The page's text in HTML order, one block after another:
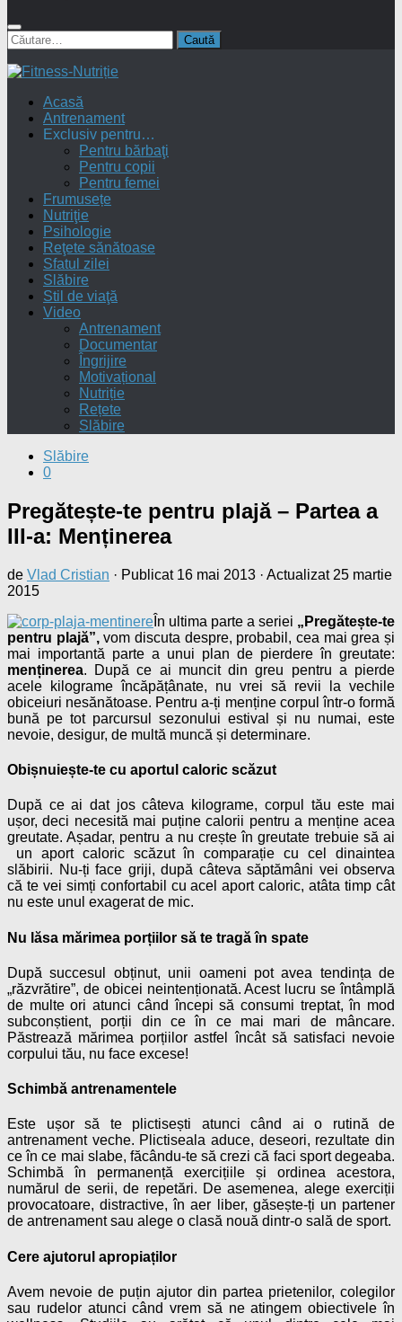
Caută
după:
Acasă
Antrenament
Exclusiv pentru…
Pentru bărbaţi
Pentru copii
Pentru femei
Frumusețe
Nutriţie
Psihologie
Reţete sănătoase
Sfatul zilei
Slăbire
Stil de viaţă
Video
Antrenament
Documentar
Îngrijire
Motivațional
Nutriție
Rețete
Slăbire
Slăbire
0
Pregătește-te pentru plajă – Partea a
III-a: Menținerea
de Vlad Cristian · Publicat 16 mai 2013 · Actualizat 25 martie
2015
În ultima parte a seriei „Pregătește-te
pentru plajă”,vom discuta despre, probabil, cea mai grea și
mai importantă parte a unui plan de pierdere în greutate:
menținerea. După ce ai muncit din greu pentru a pierde
acele kilograme încăpățânate, nu vrei să revii la vechile
obiceiuri nesănătoase. Pentru a-ți menține corpul într-o formă
bună pe tot parcursul sezonului estival și nu numai, este
nevoie, desigur, de multă muncă și determinare.
Obișnuiește-te cu aportul caloric scăzut
După ce ai dat jos câteva kilograme, corpul tău este mai
ușor, deci necesită mai puține calorii pentru a menține acea
greutate. Așadar, pentru a nu crește în greutate trebuie să ai
un aport caloric scăzut în comparație cu cel dinaintea
slăbirii. Nu-ți face griji, după câteva săptămâni vei observa
că te vei simți confortabil cu acel aport caloric, atâta timp cât
nu este unul exagerat de mic.
Nu lăsa mărimea porțiilor să te tragă în spate
După succesul obținut, unii oameni pot avea tendința de
„răzvrătire”, de obicei neintenționată. Acest lucru se întâmplă
de multe ori atunci când începi să consumi treptat, în mod
subconștient, porții din ce în ce mai mari de mâncare.
Păstrează mărimea porțiilor astfel încât să satisfaci nevoie
corpului tău, nu face excese!
Schimbă antrenamentele
Este ușor să te plictisești atunci când ai o rutină de
antrenament veche. Plictiseala aduce, deseori, rezultate din
ce în ce mai slabe, făcându-te să crezi că faci sport degeaba.
Schimbă în permanență exercițiile și ordinea acestora,
numărul de serii, de repetări. De asemenea, alege exerciții
provocatoare, distractive, în aer liber, găsește-ți un partener
de antrenament sau alege o clasă nouă dintr-o sală de sport.
Cere ajutorul apropiaților
Avem nevoie de puțin ajutor din partea prietenilor, colegilor
sau rudelor atunci când vrem să ne atingem obiectivele în